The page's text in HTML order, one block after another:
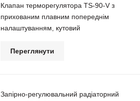
Клапан терморегулятора TS-90-V з
прихованим плавним попереднім
налаштуванням, кутовий
Переглянути
Запірно-регулювальний радіаторний